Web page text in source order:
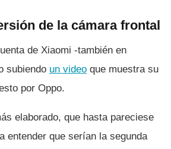
de la cámara frontal
de Xiaomi -también en
subiendo un video que muestra su
por Oppo.
elaborado, que hasta pareciese
entender que serí­an la segunda